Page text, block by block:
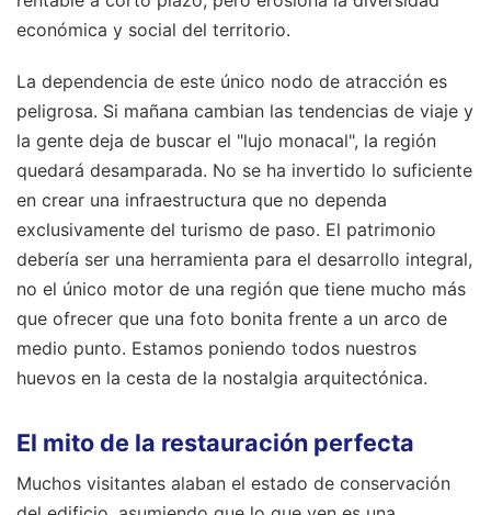
económica y social del territorio.
La dependencia de este único nodo de atracción es
peligrosa. Si mañana cambian las tendencias de viaje y
la gente deja de buscar el "lujo monacal", la región
quedará desamparada. No se ha invertido lo suficiente
en crear una infraestructura que no dependa
exclusivamente del turismo de paso. El patrimonio
debería ser una herramienta para el desarrollo integral,
no el único motor de una región que tiene mucho más
que ofrecer que una foto bonita frente a un arco de
medio punto. Estamos poniendo todos nuestros
huevos en la cesta de la nostalgia arquitectónica.
El mito de la restauración perfecta
Muchos visitantes alaban el estado de conservación